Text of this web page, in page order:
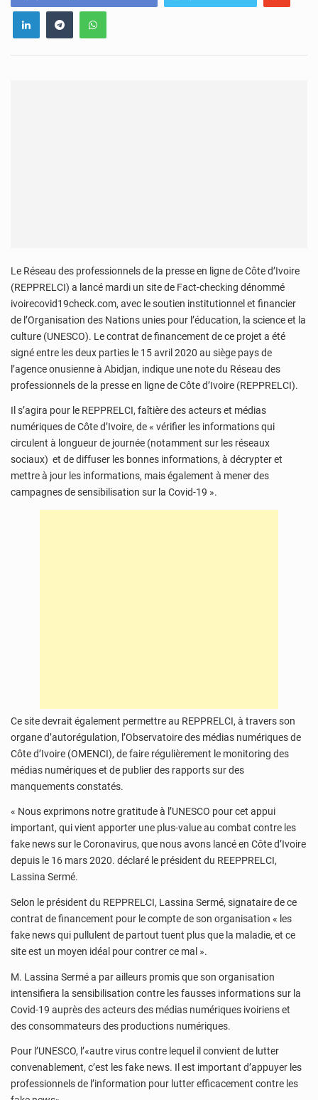
Le Réseau des professionnels de la presse en ligne de Côte d’Ivoire
(REPPRELCI) a lancé mardi un site de Fact-checking dénommé
ivoirecovid19check.com, avec le soutien institutionnel et financier
de l’Organisation des Nations unies pour l’éducation, la science et la
culture (UNESCO). Le contrat de financement de ce projet a été
signé entre les deux parties le 15 avril 2020 au siège pays de
l’agence onusienne à Abidjan, indique une note du Réseau des
professionnels de la presse en ligne de Côte d’Ivoire (REPPRELCI).
Il s’agira pour le REPPRELCI, faîtière des acteurs et médias
numériques de Côte d’Ivoire, de « vérifier les informations qui
circulent à longueur de journée (notamment sur les réseaux
sociaux) et de diffuser les bonnes informations, à décrypter et
mettre à jour les informations, mais également à mener des
campagnes de sensibilisation sur la Covid-19 ».
Ce site devrait également permettre au REPPRELCI, à travers son
organe d’autorégulation, l’Observatoire des médias numériques de
Côte d’Ivoire (OMENCI), de faire régulièrement le monitoring des
médias numériques et de publier des rapports sur des
manquements constatés.
« Nous exprimons notre gratitude à l’UNESCO pour cet appui
important, qui vient apporter une plus-value au combat contre les
fake news sur le Coronavirus, que nous avons lancé en Côte d’Ivoire
depuis le 16 mars 2020. déclaré le président du REEPPRELCI,
Lassina Sermé.
Selon le président du REPPRELCI, Lassina Sermé, signataire de ce
contrat de financement pour le compte de son organisation « les
fake news qui pullulent de partout tuent plus que la maladie, et ce
site est un moyen idéal pour contrer ce mal ».
M. Lassina Sermé a par ailleurs promis que son organisation
intensifiera la sensibilisation contre les fausses informations sur la
Covid-19 auprès des acteurs des médias numériques ivoiriens et
des consommateurs des productions numériques.
Pour l’UNESCO, l’«autre virus contre lequel il convient de lutter
convenablement, c’est les fake news. Il est important d’appuyer les
professionnels de l’information pour lutter efficacement contre les